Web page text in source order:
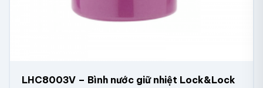
LHC8003V – Bình nước giữ nhiệt Lock&Lock